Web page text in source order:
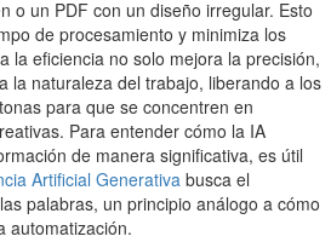
o un PDF con un diseño irregular. Esto
de procesamiento y minimiza los
la eficiencia no solo mejora la precisión,
la naturaleza del trabajo, liberando a los
para que se concentren en
Para entender cómo la IA
de manera significativa, es útil
Artificial Generativabusca el
palabras, un principio análogo a cómo
automatización.